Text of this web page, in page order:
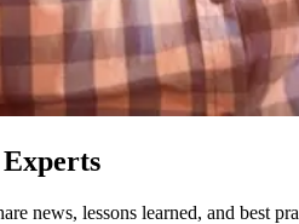
news, lessons learned, and best